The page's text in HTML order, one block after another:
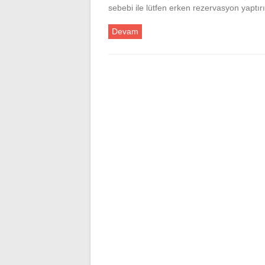
sebebi ile lütfen erken rezervasyon
Devam